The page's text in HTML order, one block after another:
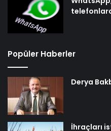
Popüler Haberler
Derya
İhraçları